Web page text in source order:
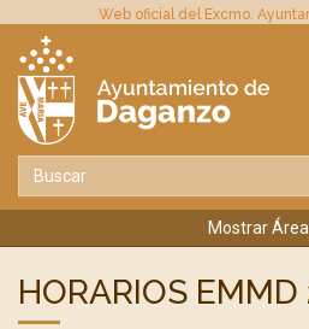
Web oficial del Excmo.
Mostrar
HORARIOS